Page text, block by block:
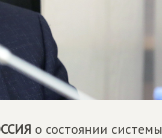
о состоянии системы